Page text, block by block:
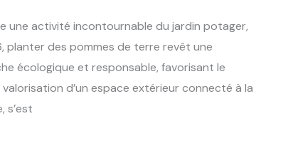
une activité incontournable du jardin potager,
des pommes de terre revêt une
écologique et responsable, favorisant le
d’un espace extérieur connecté à la
s’est